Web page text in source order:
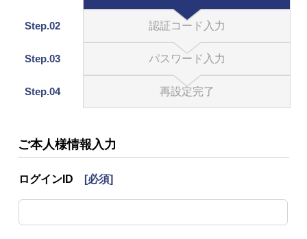
Step.02 認証コード入力
Step.03 パスワード入力
Step.04 再設定完了
ご本人様情報入力
ログインID [必須]